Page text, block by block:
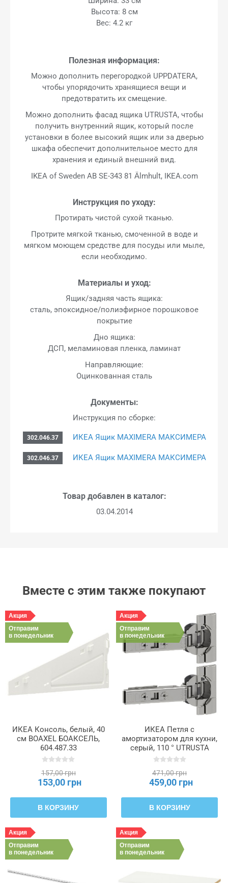
Высота: 8 см
Вес: 4.2 кг
Полезная информация:
Можно дополнить перегородкой UPPDATERA,
чтобы упорядочить хранящиеся вещи и
предотвратить их смещение.
Можно дополнить фасад ящика UTRUSTA, чтобы
получить внутренний ящик, который после
установки в более высокий ящик или за дверью
шкафа обеспечит дополнительное место для
хранения и единый внешний вид.
IKEA of Sweden AB SE-343 81 Älmhult, IKEA.com
Инструкция по уходу:
Протирать чистой сухой тканью.
Протрите мягкой тканью, смоченной в воде и
мягком моющем средстве для посуды или мыле,
если необходимо.
Материалы и уход:
Ящик/задняя часть ящика:
сталь, эпоксидное/полиэфирное порошковое
покрытие
Дно ящика:
ДСП, меламиновая пленка, ламинат
Направляющие:
Оцинкованная сталь
Документы:
Инструкция по сборке:
302.046.37 ИКЕА Ящик MAXIMERA МАКСИМЕРА
302.046.37 ИКЕА Ящик MAXIMERA МАКСИМЕРА
Товар добавлен в каталог:
03.04.2014
Вместе с этим также покупают
Акция
Отправим
в понедельник
ИКЕА Консоль, белый, 40
см BOAXEL БОАКСЕЛЬ,
604.487.33
157,00 грн
153,00 грн
В КОРЗИНУ
Акция
Отправим
в понедельник
ИКЕА Петля с
амортизатором для кухни,
серый, 110 ° UTRUSTA
УТРУСТА, 805.248.82
471,00 грн
459,00 грн
В КОРЗИНУ
Акция
Отправим
в понедельник
Акция
Отправим
в понедельник